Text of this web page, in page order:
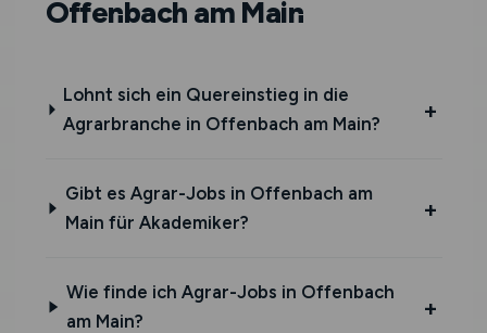
Offenbach am Main
Lohnt sich ein Quereinstieg in die
Agrarbranche in Offenbach am Main?
Gibt es Agrar-Jobs in Offenbach am
Main für Akademiker?
Wie finde ich Agrar-Jobs in Offenbach
am Main?